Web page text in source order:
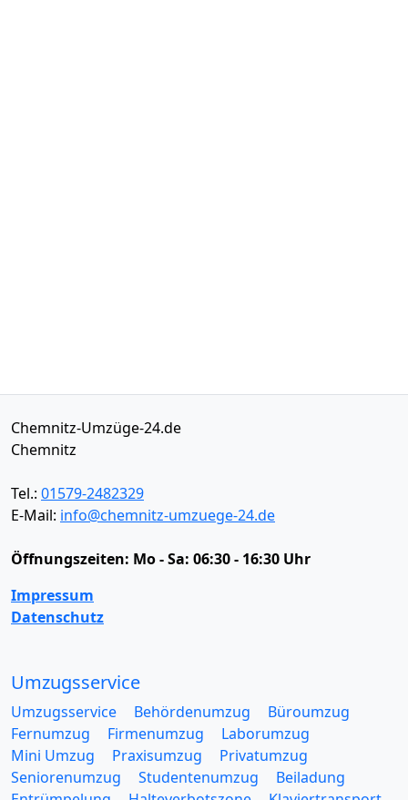
Chemnitz-Umzüge-24.de
Chemnitz
Tel.: 01579-2482329
E-Mail: info@chemnitz-umzuege-24.de
Öffnungszeiten: Mo - Sa: 06:30 - 16:30 Uhr
Impressum
Datenschutz
Umzugsservice
Umzugsservice Behördenumzug
Büroumzug
Fernumzug
Firmenumzug
Laborumzug
Mini Umzug
Praxisumzug
Privatumzug
Seniorenumzug
Studentenumzug
Beiladung